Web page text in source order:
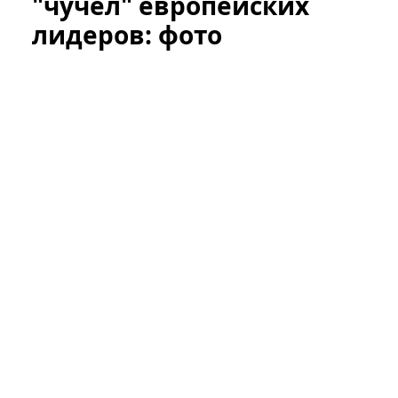
лидеров: фото